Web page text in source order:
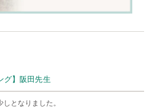
グ】阪田先生
となりました。